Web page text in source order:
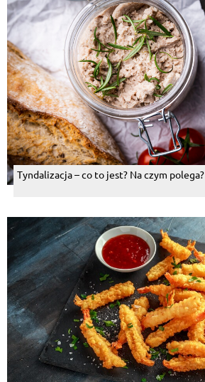
Tyndalizacja – co to jest? Na czym polega?